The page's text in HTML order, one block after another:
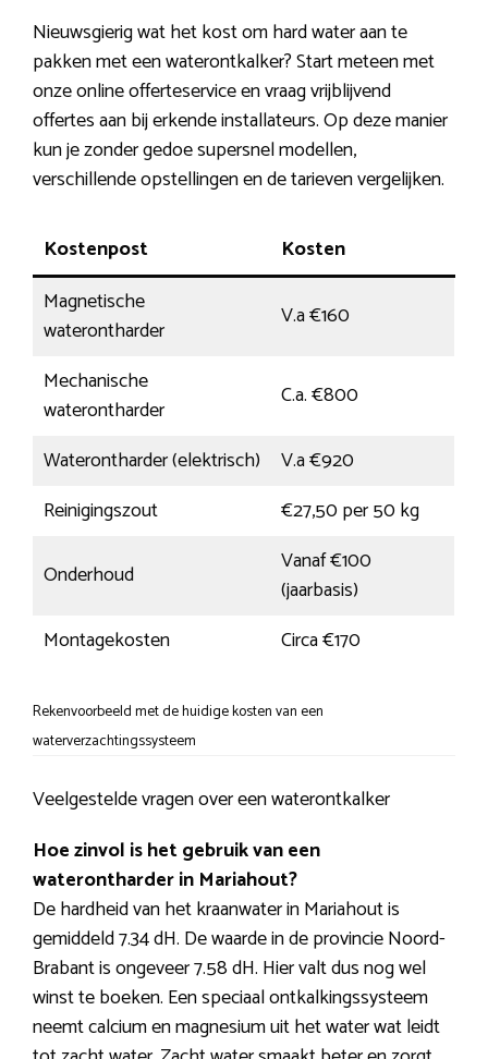
Nieuwsgierig wat het kost om hard water aan te
pakken met een waterontkalker? Start meteen met
onze online offerteservice en vraag vrijblijvend
offertes aan bij erkende installateurs. Op deze manier
kun je zonder gedoe supersnel modellen,
verschillende opstellingen en de tarieven vergelijken.
Kostenpost
Kosten
Magnetische
waterontharder
V.a €160
Mechanische
waterontharder
C.a. €800
Waterontharder (elektrisch)
V.a €920
Reinigingszout
€27,50 per 50 kg
Onderhoud
Vanaf €100
(jaarbasis)
Montagekosten
Circa €170
Rekenvoorbeeld met de huidige kosten van een
waterverzachtingssysteem
Veelgestelde vragen over een waterontkalker
Hoe zinvol is het gebruik van een
waterontharder in Mariahout?
De hardheid van het kraanwater in Mariahout is
gemiddeld 7.34 dH. De waarde in de provincie Noord-
Brabant is ongeveer 7.58 dH. Hier valt dus nog wel
winst te boeken. Een speciaal ontkalkingssysteem
neemt calcium en magnesium uit het water wat leidt